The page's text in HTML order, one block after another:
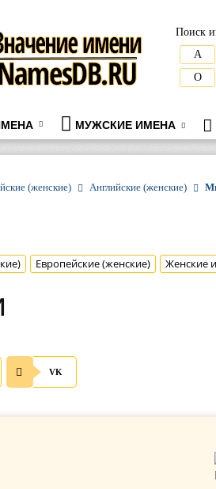
Поиск
А
О
МУЖСКИЕ ИМЕНА
(женские) Английские (женские)
Европейские (женские) Женские
VK